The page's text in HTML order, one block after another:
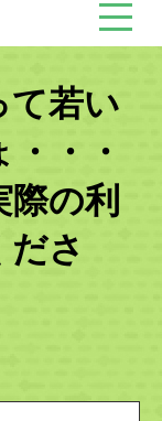
て若い
・・
の利
さ